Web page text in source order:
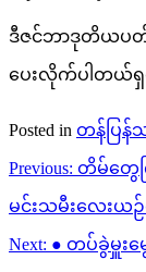
ဒီဇင်ဘာဒုတိယပတ်
ပေးလိုက်ပါတယ်ရှ
Posted in တန်ပြန်
Post
navigation
Previous: တိမ်တွေ
မင်းသမီးလေး
Next: ● တပ်ခွဲမှူးမွ